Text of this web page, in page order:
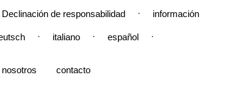
de responsabilidad · información
· italiano · español ·
contacto